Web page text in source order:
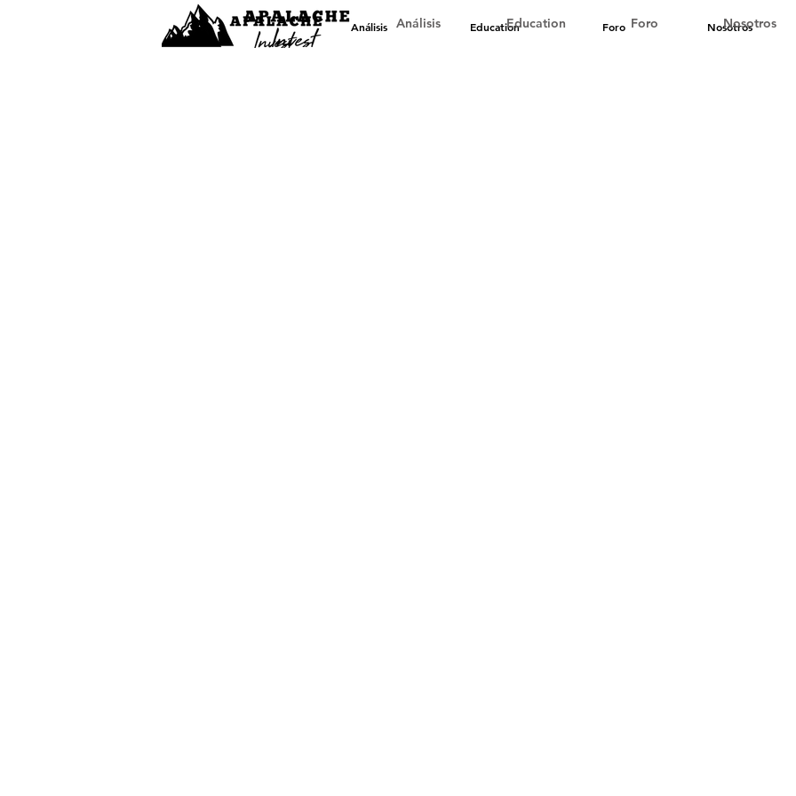
Análisis Education Foro Nosotros
Análisis Education Foro Nosotros